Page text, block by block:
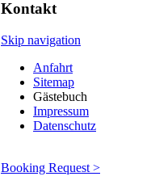
Kontakt
Skip navigation
Anfahrt
Sitemap
Gästebuch
Impressum
Datenschutz
Booking Request >